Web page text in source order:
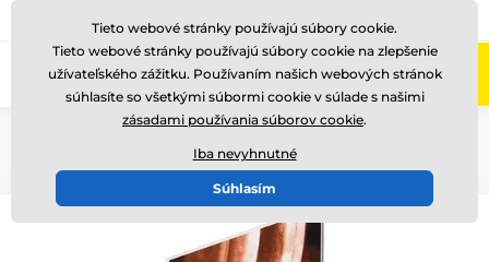
Zavolajte nám (Po-Pi 8-17) +421220255160
Tieto webové stránky používajú súbory cookie.
Tieto webové stránky používajú súbory cookie na zlepšenie
užívateľského zážitku. Používaním našich webových stránok
súhlasíte so všetkými súbormi cookie v súlade s našimi
zásadami používania súborov cookie.
Iba nevyhnutné
Súhlasím